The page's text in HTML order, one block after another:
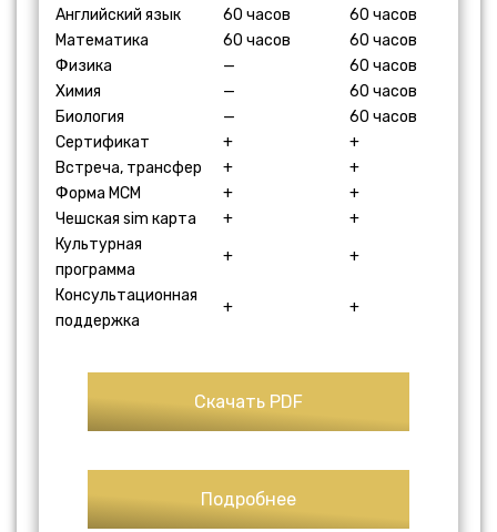
Английский язык
60 часов
60 часов
Математика
60 часов
60 часов
Физика
—
60 часов
Химия
—
60 часов
Биология
—
60 часов
Сертификат
+
+
Встреча, трансфер
+
+
Форма МСМ
+
+
Чешская sim карта
+
+
Культурная
программа
+ +
Консультационная
поддержка
+ +
Скачать PDF
Подробнее